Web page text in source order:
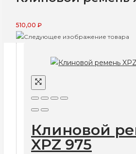
510,00 ₽
Клиновой
XPZ 975